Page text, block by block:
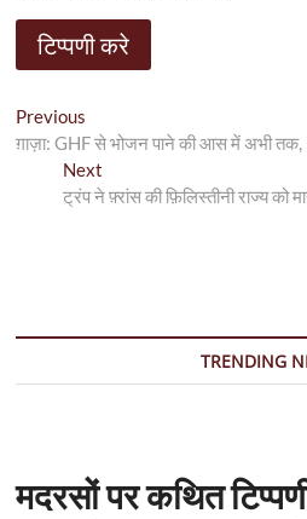
पोस्ट
नेविगेशन
Previous
post:
ग़ाज़ा: GHF से भोजन पाने की आस में अभी
NextNext
post:
ट्रंप ने फ़्रांस की फ़िलिस्तीनी राज्य को
TRENDING
मदरसों पर कथित